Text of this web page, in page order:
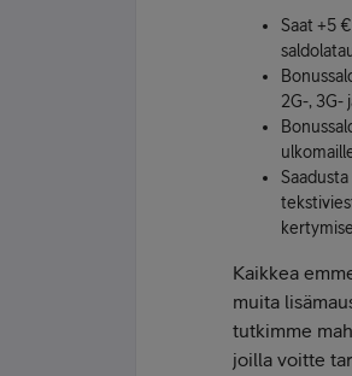
Saat +5
2G-, 3G-
Kaikkea
muita
tutkimme
joilla voitte